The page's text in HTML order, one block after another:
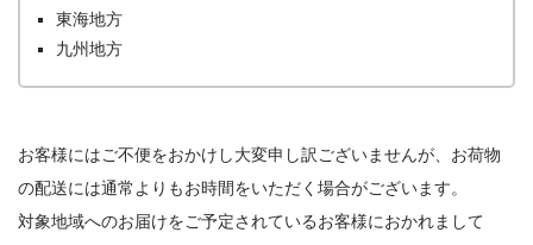
東海地方
九州地方
お客様にはご不便をおかけし大変申し訳ございませんが、お荷物
の配送には通常よりもお時間をいただく場合がございます。
対象地域へのお届けをご予定されているお客様におかれまして